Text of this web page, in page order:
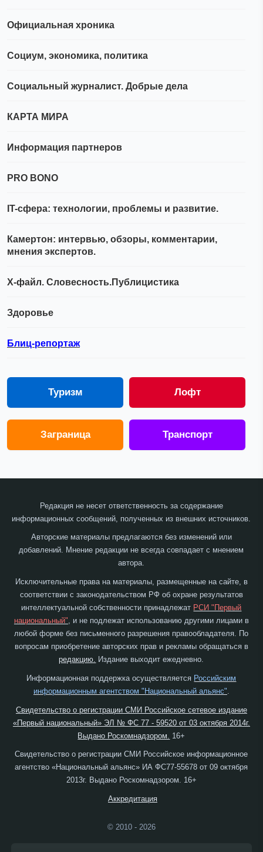
Официальная хроника
Социум, экономика, политика
Социальный журналист. Добрые дела
КАРТА МИРА
Информация партнеров
PRO BONO
IT-сфера: технологии, проблемы и развитие.
Камертон: интервью, обзоры, комментарии,
мнения экспертов.
Х-файл. Словесность.Публицистика
Здоровье
Блиц-репортаж
Туризм Лофт
Заграница Транспорт
Редакция не несет ответственность за содержание
информационных сообщений, полученных из внешних источников.
Авторские материалы предлагаются без изменений или
добавлений. Мнение редакции не всегда совпадает с мнением
автора.
Исключительные права на материалы, размещенные на сайте, в
соответствии с законодательством РФ об охране результатов
интеллектуальной собственности принадлежат РСИ "Первый
национальный", и не подлежат использованию другими лицами в
любой форме без письменного разрешения правообладателя. По
вопросам приобретение авторских прав и рекламы обращаться в
редакцию. Издание выходит ежедневно.
Информационная поддержка осуществляется Российским
информационным агентством "Национальный альянс"
Свидетельство о регистрации СМИ Российское сетевое издание
«Первый национальный» ЭЛ № ФС 77 - 59520 от 03 октября 2014г.
Выдано Роскомнадзором.
16+
Свидетельство о регистрации СМИ Российское информационное
агентство «Национальный альянс» ИА ФС77-55678 от 09 октября
2013г. Выдано Роскомнадзором. 16+
Аккредитация
© 2010 - 2026